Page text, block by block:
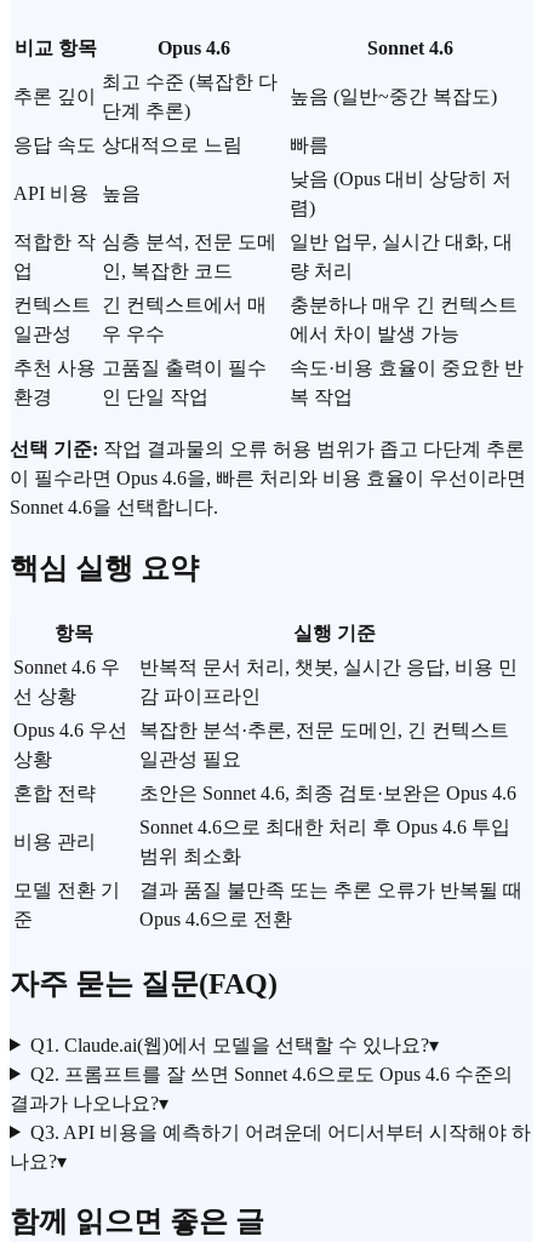
비교 항목 Opus 4.6 Sonnet 4.6
추론 깊이
최고 수준 (복잡한 다
단계 추론)
높음 (일반~중간 복잡도)
응답 속도 상대적으로 느림 빠름
API 비용 높음
낮음 (Opus 대비 상당히 저
렴)
적합한 작
업
심층 분석, 전문 도메
인, 복잡한 코드
일반 업무, 실시간 대화, 대
량 처리
컨텍스트
일관성
긴 컨텍스트에서 매
우 우수
충분하나 매우 긴 컨텍스트
에서 차이 발생 가능
추천 사용
환경
고품질 출력이 필수
인 단일 작업
속도·비용 효율이 중요한 반
복 작업
선택 기준: 작업 결과물의 오류 허용 범위가 좁고 다단계 추론
이 필수라면 Opus 4.6을, 빠른 처리와 비용 효율이 우선이라면
Sonnet 4.6을 선택합니다.
핵심 실행 요약
항목
실행 기준
Sonnet 4.6 우
선 상황
반복적 문서 처리, 챗봇, 실시간 응답, 비용 민
감 파이프라인
Opus 4.6 우선
상황
복잡한 분석·추론, 전문 도메인, 긴 컨텍스트
일관성 필요
혼합 전략
초안은 Sonnet 4.6, 최종 검토·보완은 Opus 4.6
비용 관리
Sonnet 4.6으로 최대한 처리 후 Opus 4.6 투입
범위 최소화
모델 전환 기
준
결과 품질 불만족 또는 추론 오류가 반복될 때
Opus 4.6으로 전환
자주 묻는 질문(FAQ)
Q1. Claude.ai(웹)에서 모델을 선택할 수 있나요?▾
Q2. 프롬프트를 잘 쓰면 Sonnet 4.6으로도 Opus 4.6 수준의
결과가 나오나요?▾
Q3. API 비용을 예측하기 어려운데 어디서부터 시작해야 하
나요?▾
함께 읽으면 좋은 글